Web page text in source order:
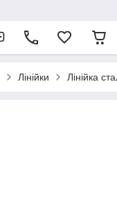
Лінійки Лінійка